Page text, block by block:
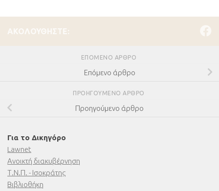
ΑΚΟΛΟΥΘΉΣΤΕ:
ΕΠΌΜΕΝΟ ΆΡΘΡΟ
Επόμενο άρθρο
ΠΡΟΗΓΟΎΜΕΝΟ ΆΡΘΡΟ
Προηγούμενο άρθρο
Για το Δικηγόρο
Lawnet
Ανοικτή διακυβέρνηση
Τ.Ν.Π. - Ισοκράτης
Βιβλιοθήκη